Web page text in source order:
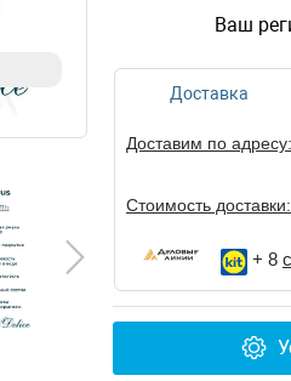
Ваш
Доставка
Доставим по адресу:
Стоимость доставки:
+ 8